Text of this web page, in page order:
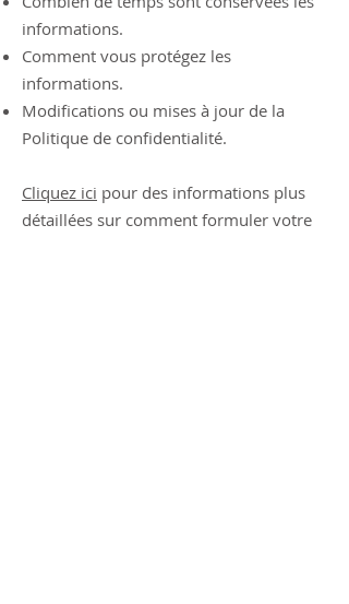
informations.
Comment vous protégez les
informations.
Modifications ou mises à jour de la
Politique de confidentialité.
Cliquez ici pour des informations plus
détaillées sur comment formuler votre